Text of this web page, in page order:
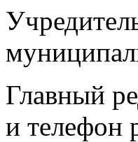
Главный
и телефон